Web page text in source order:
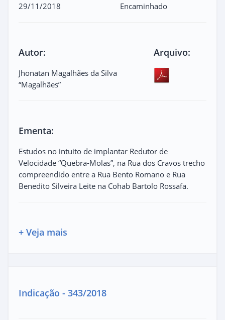
29/11/2018 Encaminhado
Autor:
Jhonatan Magalhães da Silva
“Magalhães”
Arquivo:
Ementa:
Estudos no intuito de implantar Redutor de
Velocidade “Quebra-Molas”, na Rua dos Cravos trecho
compreendido entre a Rua Bento Romano e Rua
Benedito Silveira Leite na Cohab Bartolo Rossafa.
+ Veja mais
Indicação - 343/2018